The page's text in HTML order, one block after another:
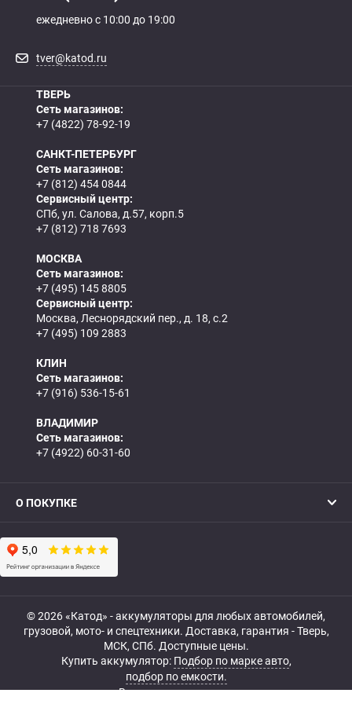
ежедневно с 10:00 до 19:00
tver@katod.ru
ТВЕРЬ
Сеть магазинов:
+7 (4822) 78-92-19
САНКТ-ПЕТЕРБУРГ
Сеть магазинов:
+7 (812) 454 0844
Сервисный центр:
СПб, ул. Салова, д.57, корп.5
+7 (812) 718 7693
МОСКВА
Сеть магазинов:
+7 (495) 145 8805
Сервисный центр:
Москва, Леснорядский пер., д. 18, с.2
+7 (495) 109 2883
КЛИН
Сеть магазинов:
+7 (916) 536-15-61
ВЛАДИМИР
Сеть магазинов:
+7 (4922) 60-31-60
О ПОКУПКЕ
© 2026 «Катод» - аккумуляторы для любых автомобилей,
грузовой, мото- и спецтехники. Доставка, гарантия - Тверь,
МСК, СПб. Доступные цены.
Купить аккумулятор: Подбор по марке авто,
подбор по емкости.
Все права защищены.